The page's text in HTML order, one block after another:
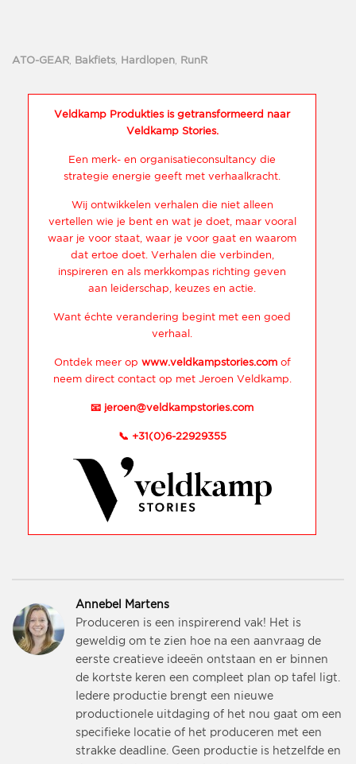
ATO-GEAR Bakfiets Hardlopen RunR
Veldkamp Produkties is getransformeerd naar
Veldkamp Stories.
Een merk- en organisatieconsultancy die
strategie energie geeft met verhaalkracht.
Wij ontwikkelen verhalen die niet alleen
vertellen wie je bent en wat je doet, maar vooral
waar je voor staat, waar je voor gaat en waarom
dat ertoe doet. Verhalen die verbinden,
inspireren en als merkkompas richting geven
aan leiderschap, keuzes en actie.
Want échte verandering begint met een goed
verhaal.
Ontdek meer op www.veldkampstories.comof
neem direct contact op met Jeroen Veldkamp.
📧 jeroen@veldkampstories.com
📞 +31(0)6-22929355
Annebel Martens
Produceren is een inspirerend vak! Het is
geweldig om te zien hoe na een aanvraag de
eerste creatieve ideeën ontstaan en er binnen
de kortste keren een compleet plan op tafel ligt.
Iedere productie brengt een nieuwe
productionele uitdaging of het nou gaat om een
specifieke locatie of het produceren met een
strakke deadline. Geen productie is hetzelfde en